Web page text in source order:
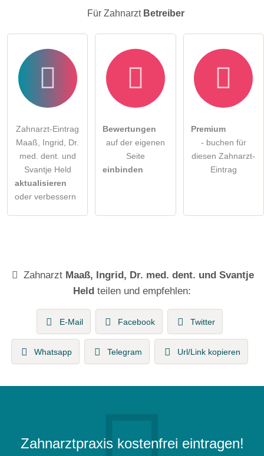
Für Zahnarzt Betreiber
Zahnarzt-Eintrag
Maaß, Ingrid, Dr.
med. dent. und
Svantje Held
aktualisieren
oder verbessern
Bewertungen
auf der eigenen
Seite
einbinden
Premium
- buchen für
diesen Zahnarzt-
Eintrag
Zahnarzt Maaß, Ingrid, Dr. med. dent. und Svantje
Held teilen und empfehlen:
E-Mail Facebook Twitter
Whatsapp Telegram Url/Link kopieren
Zahnarztpraxis kostenfrei eintragen!